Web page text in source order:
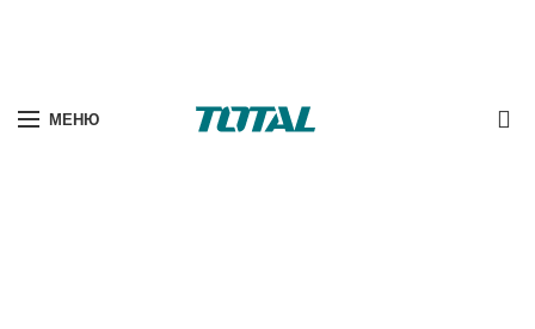
МЕНЮ